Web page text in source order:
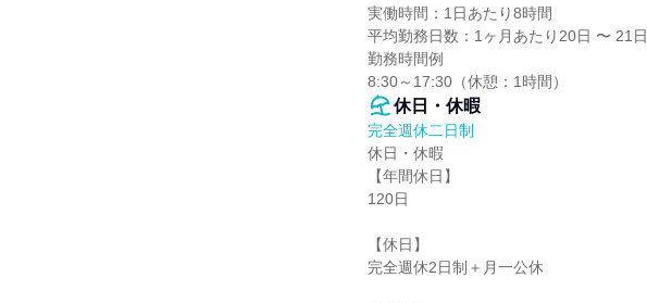
実働時間：1日あたり8時間
平均勤務日数：1ヶ月あたり20日 〜 21日
勤務時間例
8:30～17:30（休憩：1時間）
休日・休暇
完全週休二日制
休日・休暇
【年間休日】
120日
【休日】
完全週休2日制＋月一公休